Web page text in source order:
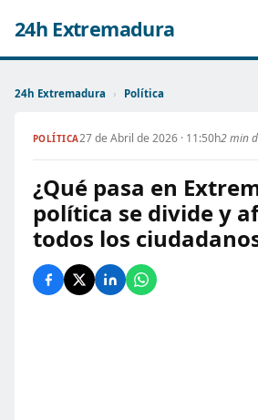
24h Extremadura
24h Extremadura › Política
POLÍTICA27 de Abril de 2026 · 11:50h2 min
¿Qué pasa en
política se divide y
todos los